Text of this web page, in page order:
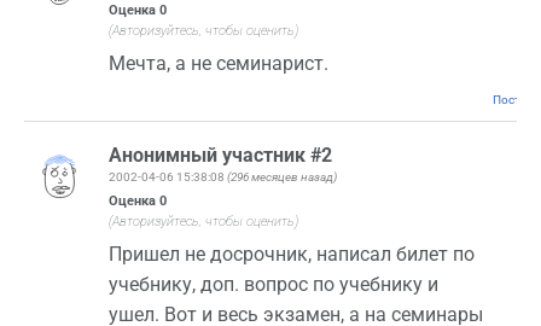
Оценка 0
(Авторизуйтесь, чтобы оценить)
Мечта, а не семинарист.
Анонимный участник #2
2002-04-06 15:38:08 (296 месяцев назад)
Оценка 0
(Авторизуйтесь, чтобы оценить)
Пришел не досрочник, написал билет по
учебнику, доп. вопрос по учебнику и
ушел. Вот и весь экзамен, а на семинары